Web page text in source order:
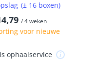
(± 16 boxen)
/ 4 weken
voor nieuwe
ophaalservice